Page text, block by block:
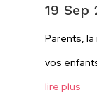
19 Sep
Parents,
vos
lire plus